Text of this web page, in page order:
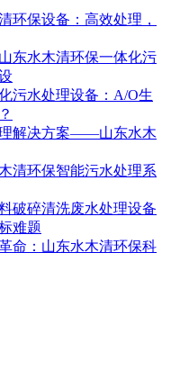
环保设备：高效处理，
东水木清环保一体化污
污水处理设备：A/O生
解决方案——山东水木
清环保智能污水处理系
破碎清洗废水处理设备
难题
命：山东水木清环保科